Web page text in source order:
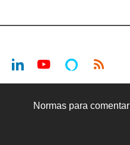
Normas para comentar